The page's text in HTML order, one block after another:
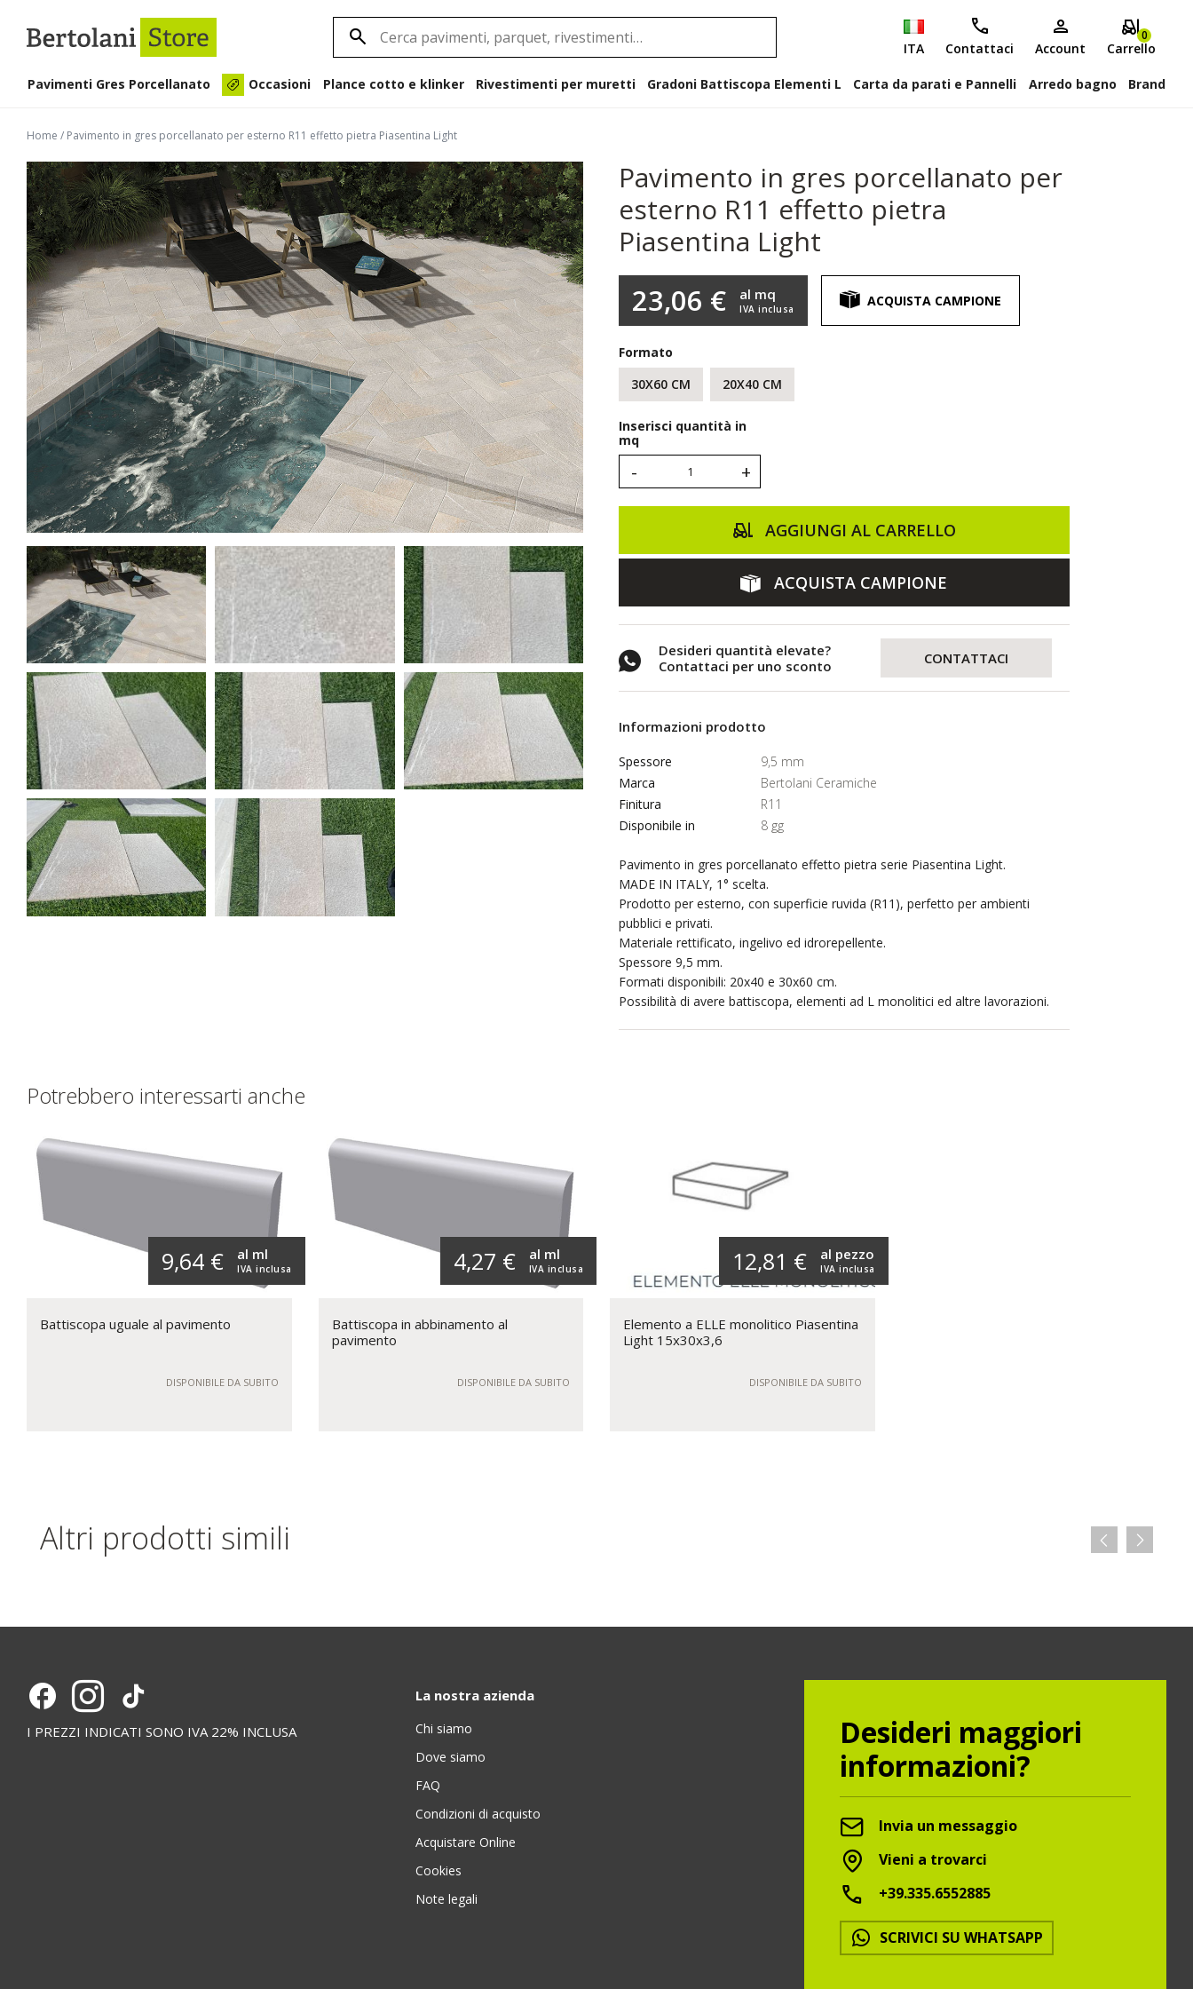
ITA Contattaci Account
0
Carrello
Pavimenti Gres Porcellanato Occasioni Plance cotto e klinker Rivestimenti per muretti Gradoni Battiscopa Elementi L Carta da parati e Pannelli Arredo bagno Brand
Home / Pavimento in gres porcellanato per esterno R11 effetto pietra Piasentina Light
Pavimento in gres porcellanato per
esterno R11 effetto pietra
Piasentina Light
23,06 € IVA inclusa
al mq ACQUISTA CAMPIONE
Formato
30X60 CM
20X40 CM
Inserisci quantità in
mq
- +
AGGIUNGI AL CARRELLO
ACQUISTA CAMPIONE
Desideri quantità elevate?
Contattaci per uno sconto
CONTATTACI
Informazioni prodotto
Spessore
9,5 mm
Marca
Bertolani Ceramiche
Finitura
R11
Disponibile in
8 gg
Pavimento in gres porcellanato effetto pietra serie Piasentina Light.
MADE IN ITALY, 1° scelta.
Prodotto per esterno, con superficie ruvida (R11), perfetto per ambienti
pubblici e privati.
Materiale rettificato, ingelivo ed idrorepellente.
Spessore 9,5 mm.
Formati disponibili: 20x40 e 30x60 cm.
Possibilità di avere battiscopa, elementi ad L monolitici ed altre lavorazioni.
Potrebbero interessarti anche
9,64 € IVA inclusa
al ml
Battiscopa uguale al pavimento
DISPONIBILE DA SUBITO
4,27 € IVA inclusa
al ml
Battiscopa in abbinamento al
pavimento
DISPONIBILE DA SUBITO
12,81 € IVA inclusa
al pezzo
Elemento a ELLE monolitico Piasentina
Light 15x30x3,6
DISPONIBILE DA SUBITO
Altri prodotti simili
I PREZZI INDICATI SONO IVA 22% INCLUSA
La nostra azienda
Chi siamo
Dove siamo
FAQ
Condizioni di acquisto
Acquistare Online
Cookies
Note legali
Desideri maggiori
informazioni?
Invia un messaggio
Vieni a trovarci
+39.335.6552885
SCRIVICI SU WHATSAPP